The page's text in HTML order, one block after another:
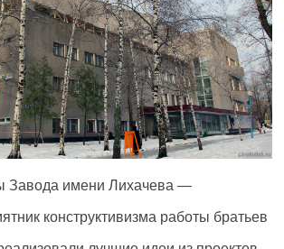
Завода имени Лихачева —
конструктивизма работы братьев